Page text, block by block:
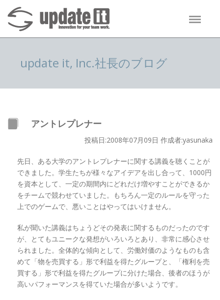
update it, Inc.社長のブログ
アントレプレナー
投稿日:2008年07月09日 作成者:yasunaka
先日、ある大学のアントレプレナーに関する講義を聴くことが
できました。学生たちが様々なアイデアを出し合って、1000円
を資本として、一定の期間内にどれだけ増やすことができるか
をチームで競わせていました。もちろん一定のルールを守った
上でのゲームで、悪いことはやってはいけません。
私が聞いた講義はちょうどその発表に関するものだったのです
が、とてもユニークな発想がいろいろとあり、非常に感心させ
られました。全体的な傾向として、労働対価のようなものも含
めて「物を売買する」形で利益を得たグループと、「権利を売
買する」形で利益を得たグループに分けた場合、後者のほうが
高いパフォーマンスを得ていた場合が多いようです。